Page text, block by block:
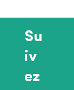
Su
iv
ez